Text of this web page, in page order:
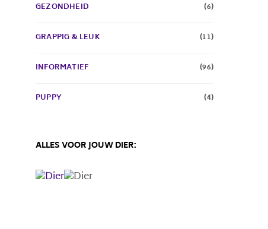
GEZONDHEID (6)
GRAPPIG & LEUK (11)
INFORMATIEF (96)
PUPPY (4)
ALLES VOOR JOUW DIER: